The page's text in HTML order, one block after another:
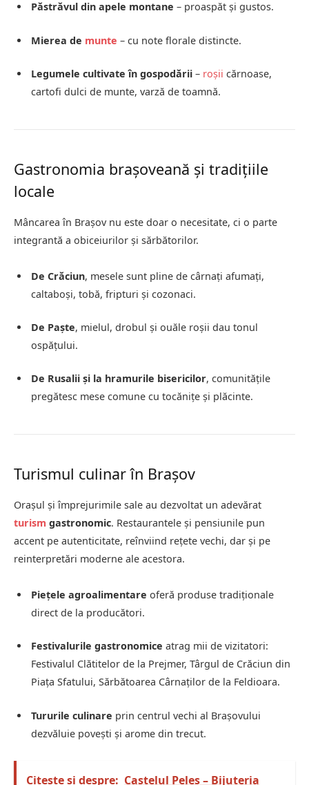
Păstrăvul din apele montane – proaspăt și gustos.
Mierea de munte – cu note florale distincte.
Legumele cultivate în gospodării – roșii cărnoase,
cartofi dulci de munte, varză de toamnă.
Gastronomia brașoveană și tradițiile
locale
Mâncarea în Brașov nu este doar o necesitate, ci o parte
integrantă a obiceiurilor și sărbătorilor.
De Crăciun, mesele sunt pline de cârnați afumați,
caltaboși, tobă, fripturi și cozonaci.
De Paște, mielul, drobul și ouăle roșii dau tonul
ospățului.
De Rusalii și la hramurile bisericilor, comunitățile
pregătesc mese comune cu tocănițe și plăcinte.
Turismul culinar în Brașov
Orașul și împrejurimile sale au dezvoltat un adevărat
turism gastronomic. Restaurantele și pensiunile pun
accent pe autenticitate, reînviind rețete vechi, dar și pe
reinterpretări moderne ale acestora.
Piețele agroalimentare oferă produse tradiționale
direct de la producători.
Festivalurile gastronomice atrag mii de vizitatori:
Festivalul Clătitelor de la Prejmer, Târgul de Crăciun din
Piața Sfatului, Sărbătoarea Cârnaților de la Feldioara.
Tururile culinare prin centrul vechi al Brașovului
dezvăluie povești și arome din trecut.
Citește și despre: Castelul Peleș – Bijuteria